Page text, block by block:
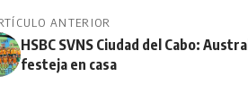
ANTERIOR
HSBC SVNS Ciudad del Cabo:
festeja en casa